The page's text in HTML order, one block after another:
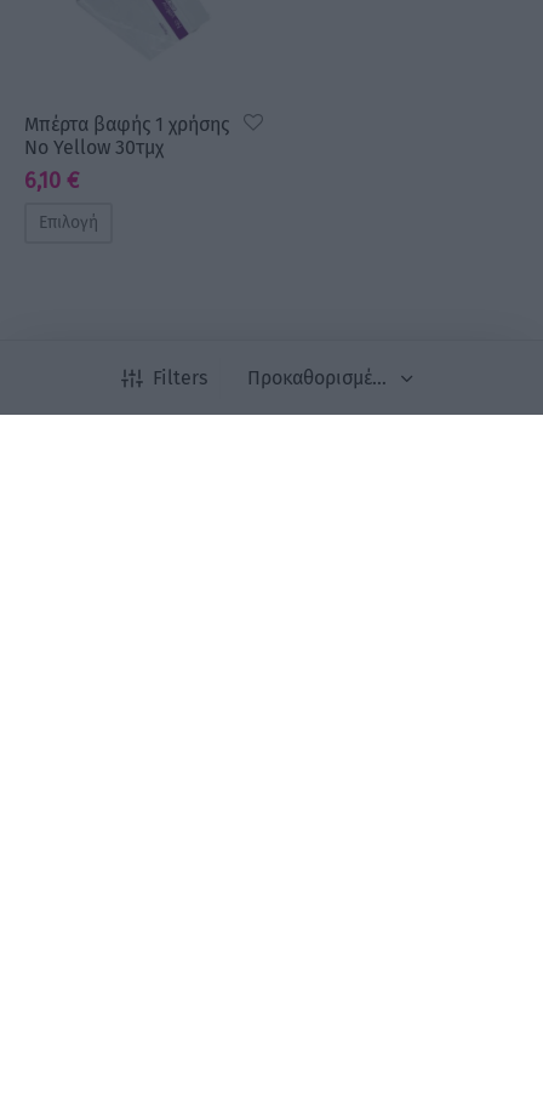
Filters
Μπέρτα βαφής 1 χρήσης
No Yellow 30τμχ
6,10 €
Επιλογή
Newsletter